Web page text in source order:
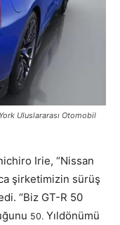
Uluslararası Otomobil
Irie, “Nissan
şirketimizin sürüş
“Biz GT-R 50
50. Yıldönümü